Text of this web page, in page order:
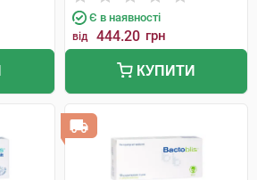
Є в наявності
від 444.20 грн
КУПИТИ